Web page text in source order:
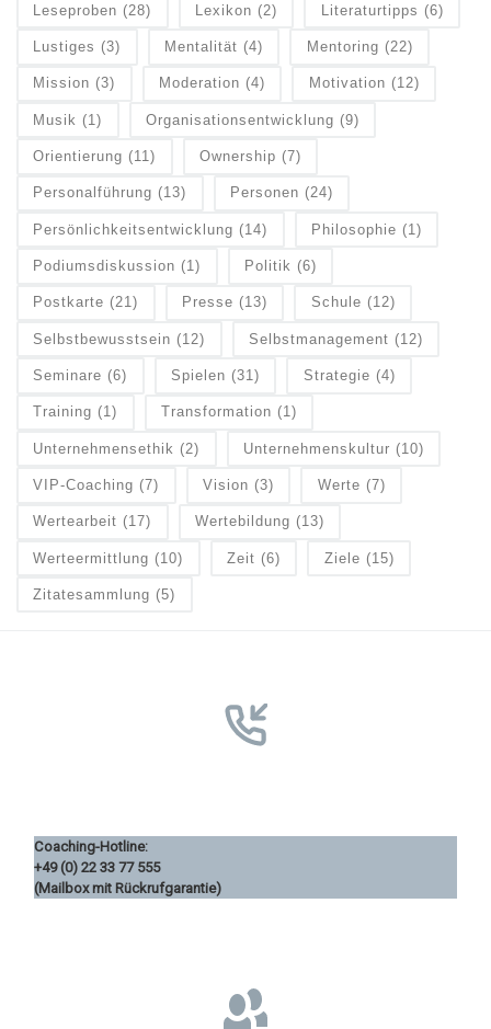
Leseproben (28) Lexikon (2) Literaturtipps (6)
Lustiges (3) Mentalität (4) Mentoring (22)
Mission (3) Moderation (4) Motivation (12)
Musik (1) Organisationsentwicklung (9)
Orientierung (11) Ownership (7)
Personalführung (13) Personen (24)
Persönlichkeitsentwicklung (14) Philosophie (1)
Podiumsdiskussion (1) Politik (6)
Postkarte (21) Presse (13) Schule (12)
Selbstbewusstsein (12) Selbstmanagement (12)
Seminare (6) Spielen (31) Strategie (4)
Training (1) Transformation (1)
Unternehmensethik (2) Unternehmenskultur (10)
VIP-Coaching (7) Vision (3) Werte (7)
Wertearbeit (17) Wertebildung (13)
Werteermittlung (10) Zeit (6) Ziele (15)
Zitatesammlung (5)
Coaching-Hotline:
+49 (0) 22 33 77 555
(Mailbox mit Rückrufgarantie)